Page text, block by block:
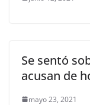
Se sentó
acusan de
mayo 23, 2021